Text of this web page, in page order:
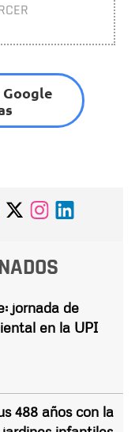
Google
jornada de
en la UPI
488 años con la